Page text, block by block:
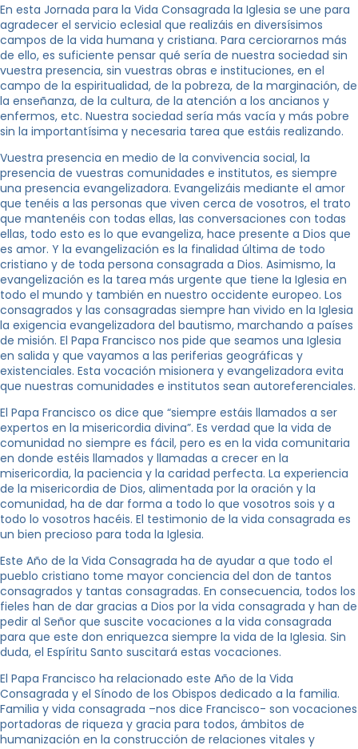
En esta Jornada para la Vida Consagrada la Iglesia se une para
agradecer el servicio eclesial que realizáis en diversísimos
campos de la vida humana y cristiana. Para cerciorarnos más
de ello, es suficiente pensar qué sería de nuestra sociedad sin
vuestra presencia, sin vuestras obras e instituciones, en el
campo de la espiritualidad, de la pobreza, de la marginación, de
la enseñanza, de la cultura, de la atención a los ancianos y
enfermos, etc. Nuestra sociedad sería más vacía y más pobre
sin la importantísima y necesaria tarea que estáis realizando.
Vuestra presencia en medio de la convivencia social, la
presencia de vuestras comunidades e institutos, es siempre
una presencia evangelizadora. Evangelizáis mediante el amor
que tenéis a las personas que viven cerca de vosotros, el trato
que mantenéis con todas ellas, las conversaciones con todas
ellas, todo esto es lo que evangeliza, hace presente a Dios que
es amor. Y la evangelización es la finalidad última de todo
cristiano y de toda persona consagrada a Dios. Asimismo, la
evangelización es la tarea más urgente que tiene la Iglesia en
todo el mundo y también en nuestro occidente europeo. Los
consagrados y las consagradas siempre han vivido en la Iglesia
la exigencia evangelizadora del bautismo, marchando a países
de misión. El Papa Francisco nos pide que seamos una Iglesia
en salida y que vayamos a las periferias geográficas y
existenciales. Esta vocación misionera y evangelizadora evita
que nuestras comunidades e institutos sean autoreferenciales.
El Papa Francisco os dice que “siempre estáis llamados a ser
expertos en la misericordia divina”. Es verdad que la vida de
comunidad no siempre es fácil, pero es en la vida comunitaria
en donde estéis llamados y llamadas a crecer en la
misericordia, la paciencia y la caridad perfecta. La experiencia
de la misericordia de Dios, alimentada por la oración y la
comunidad, ha de dar forma a todo lo que vosotros sois y a
todo lo vosotros hacéis. El testimonio de la vida consagrada es
un bien precioso para toda la Iglesia.
Este Año de la Vida Consagrada ha de ayudar a que todo el
pueblo cristiano tome mayor conciencia del don de tantos
consagrados y tantas consagradas. En consecuencia, todos los
fieles han de dar gracias a Dios por la vida consagrada y han de
pedir al Señor que suscite vocaciones a la vida consagrada
para que este don enriquezca siempre la vida de la Iglesia. Sin
duda, el Espíritu Santo suscitará estas vocaciones.
El Papa Francisco ha relacionado este Año de la Vida
Consagrada y el Sínodo de los Obispos dedicado a la familia.
Familia y vida consagrada –nos dice Francisco- son vocaciones
portadoras de riqueza y gracia para todos, ámbitos de
humanización en la construcción de relaciones vitales y